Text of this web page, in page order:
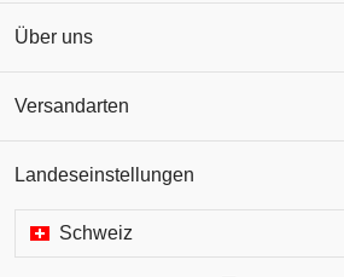
Über uns
Versandarten
Landeseinstellungen
Schweiz